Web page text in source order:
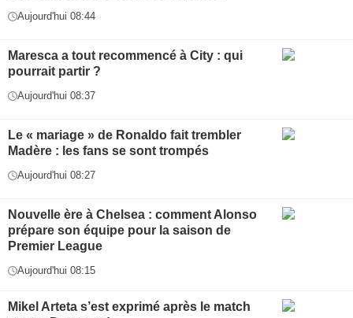
Aujourd'hui 08:44
Maresca a tout recommencé à City : qui
pourrait partir ?
Aujourd'hui 08:37
Le « mariage » de Ronaldo fait trembler
Madère : les fans se sont trompés
Aujourd'hui 08:27
Nouvelle ère à Chelsea : comment Alonso
prépare son équipe pour la saison de
Premier League
Aujourd'hui 08:15
Mikel Arteta s’est exprimé après le match